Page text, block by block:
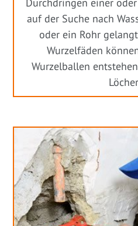
auf der Suche nach
oder ein Rohr
Wurzelfäden
Wurzelballen